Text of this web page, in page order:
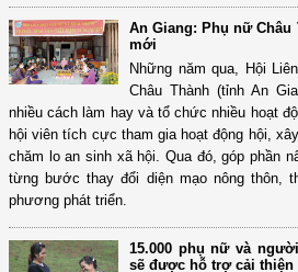
An Giang: Phụ nữ
mới
Những năm qua, Hội
Châu Thành (tỉnh An
nhiều cách làm hay và tổ chức nhiều hoạt
hội viên tích cực tham gia hoạt động hội,
chăm lo an sinh xã hội. Qua đó, góp phần
từng bước thay đổi diện mạo nông thôn,
phương phát triển.
15.000 phụ nữ và
sẽ được hỗ trợ cải thiện